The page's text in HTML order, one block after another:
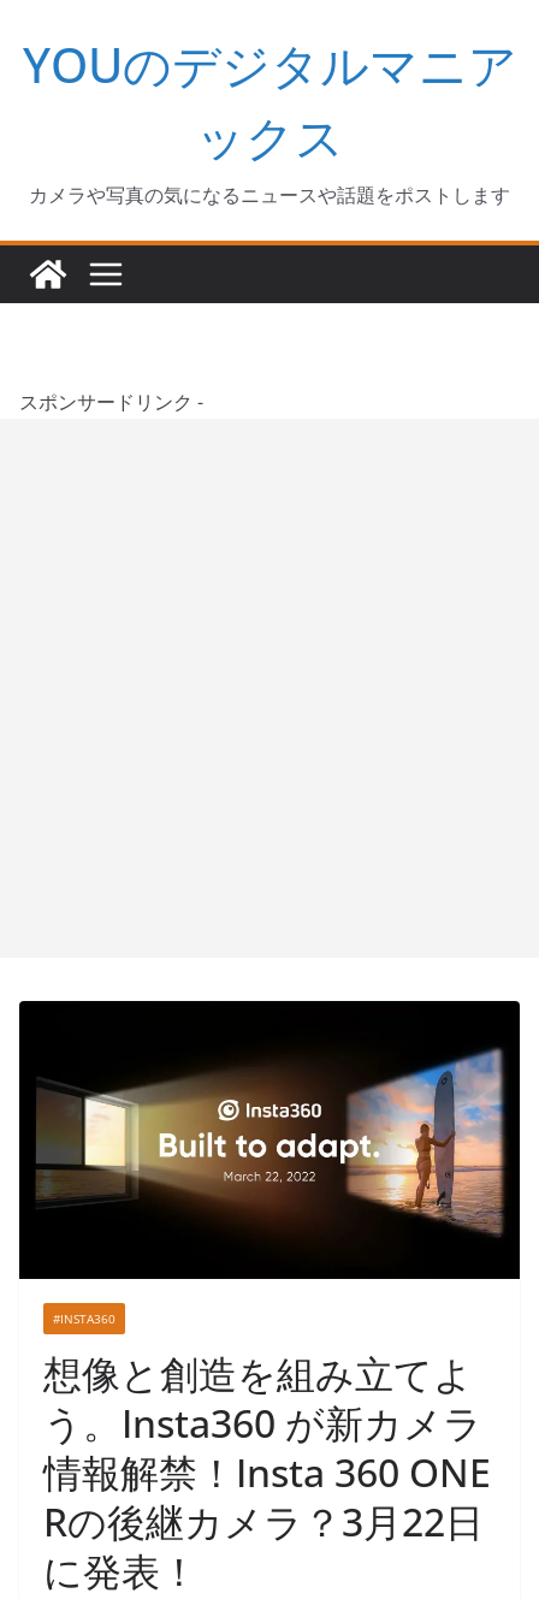
キ
YOUのデジタルマニア
ックス
カメラや写真の気になるニュースや話題をポストします
スポンサードリンク -
#INSTA360
想像と創造を組み立てよ
う。Insta360 が新カメラ
情報解禁！Insta 360 ONE
Rの後継カメラ？3月22日
に発表！